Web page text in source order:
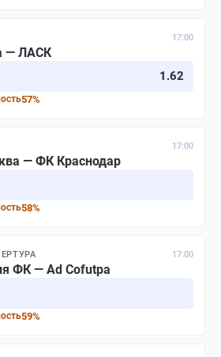
17:00
— ЛАСК
1.62
57%
17:00
— ФК Краснодар
58%
17:00
ФК — Ad Cofutpa
59%